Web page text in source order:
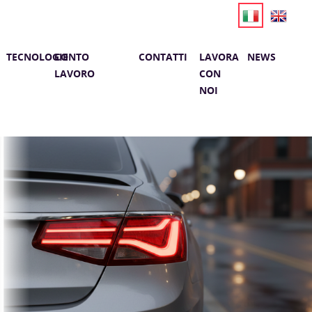
TECNOLOGIECONTO
LAVORO
CONTATTI
LAVORA
CON
NOI
NEWS